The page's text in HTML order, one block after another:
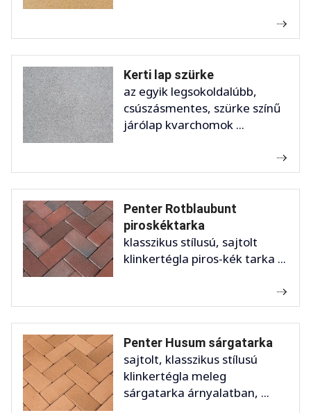
Kerti lap szürke
az egyik legsokoldalúbb,
csúszásmentes, szürke színű
járólap kvarchomok ...
Penter Rotblaubunt
piroskéktarka
klasszikus stílusú, sajtolt
klinkertégla piros-kék tarka ...
Penter Husum sárgatarka
sajtolt, klasszikus stílusú
klinkertégla meleg
sárgatarka árnyalatban, ...